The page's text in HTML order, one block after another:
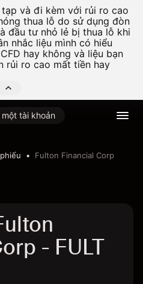
và đi kèm với rủi ro cao
thua lỗ do sử dụng đòn
đầu tư nhỏ lẻ bị thua lỗ khi
nhắc liệu mình có hiểu
hay không và liệu bạn
rủi ro cao mất tiền hay
một tài khoản
Fulton Financial Corp
- FULT